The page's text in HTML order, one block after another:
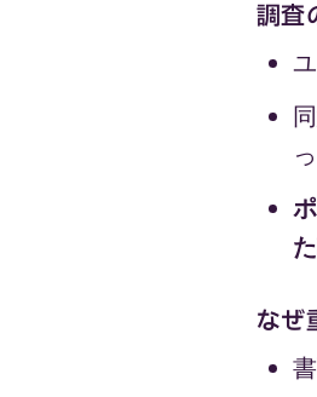
調査
なぜ